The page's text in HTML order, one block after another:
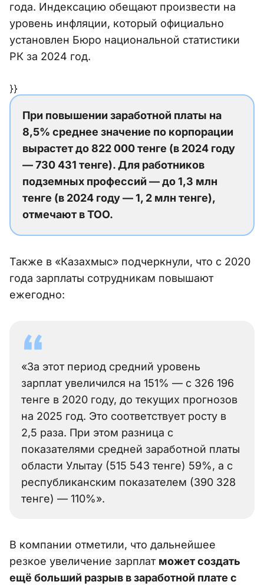
года. Индексацию обещают произвести на
уровень инфляции, который официально
установлен Бюро национальной статистики
РК за 2024 год.
}}
При повышении заработной платы на
8,5% среднее значение по корпорации
вырастет до 822 000 тенге (в 2024 году
— 730 431 тенге). Для работников
подземных профессий — до 1,3 млн
тенге (в 2024 году — 1, 2 млн тенге),
отмечают в ТОО.
Также в «Казахмыс» подчеркнули, что с 2020
года зарплаты сотрудникам повышают
ежегодно:
«За этот период средний уровень
зарплат увеличился на 151% — с 326 196
тенге в 2020 году, до текущих прогнозов
на 2025 год. Это соответствует росту в
2,5 раза. При этом разница с
показателями средней заработной платы
области Улытау (515 543 тенге) 59%, а с
республиканским показателем (390 328
тенге) — 110%».
В компании отметили, что дальнейшее
резкое увеличение зарплат может создать
ещё больший разрыв в заработной плате с